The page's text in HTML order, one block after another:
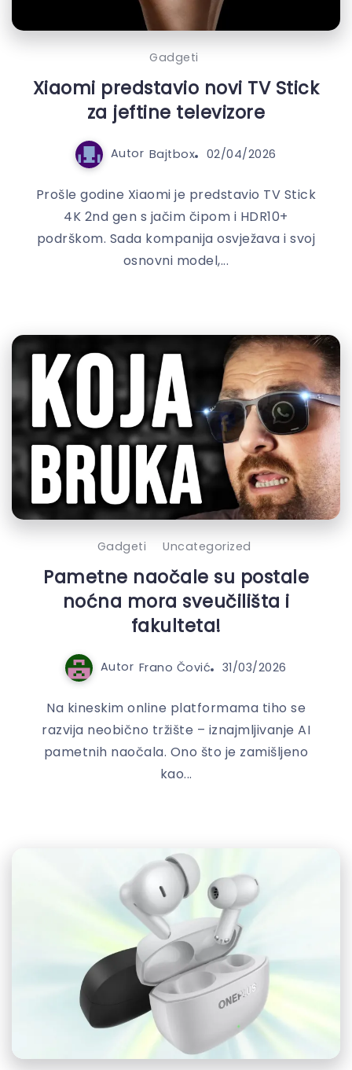
Gadgeti
Xiaomi predstavio novi TV Stick
za jeftine televizore
Autor Bajtbox 02/04/2026
Prošle godine Xiaomi je predstavio TV Stick
4K 2nd gen s jačim čipom i HDR10+
podrškom. Sada kompanija osvježava i svoj
osnovni model,...
Gadgeti Uncategorized
Pametne naočale su postale
noćna mora sveučilišta i
fakulteta!
Autor Frano Čović 31/03/2026
Na kineskim online platformama tiho se
razvija neobično tržište – iznajmljivanje AI
pametnih naočala. Ono što je zamišljeno
kao...